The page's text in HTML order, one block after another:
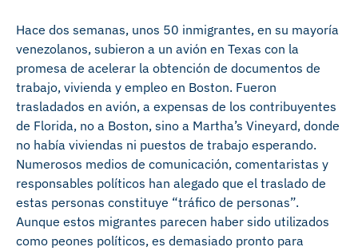
Hace dos semanas, unos 50 inmigrantes, en su mayoría
venezolanos, subieron a un avión en Texas con la
promesa de acelerar la obtención de documentos de
trabajo, vivienda y empleo en Boston. Fueron
trasladados en avión, a expensas de los contribuyentes
de Florida, no a Boston, sino a Martha’s Vineyard, donde
no había viviendas ni puestos de trabajo esperando.
Numerosos medios de comunicación, comentaristas y
responsables políticos han alegado que el traslado de
estas personas constituye “tráfico de personas”.
Aunque estos migrantes parecen haber sido utilizados
como peones políticos, es demasiado pronto para